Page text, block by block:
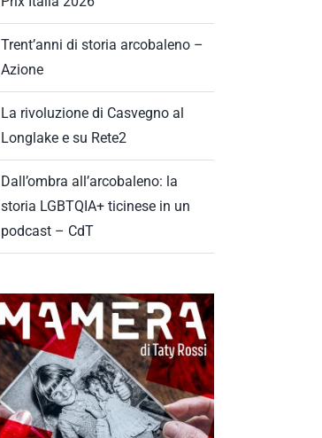
Trent’anni di storia arcobaleno –
Azione
La rivoluzione di Casvegno al
Longlake e su Rete2
Dall’ombra all’arcobaleno: la
storia LGBTQIA+ ticinese in un
podcast – CdT